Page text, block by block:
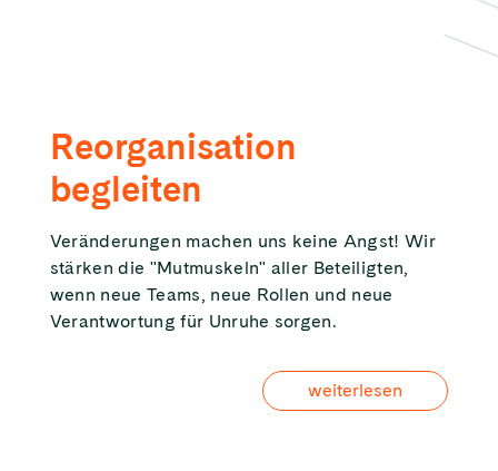
Reorganisation
begleiten
Veränderungen machen uns keine Angst! Wir
stärken die "Mutmuskeln" aller Beteiligten,
wenn neue Teams, neue Rollen und neue
Verantwortung für Unruhe sorgen.
weiterlesen